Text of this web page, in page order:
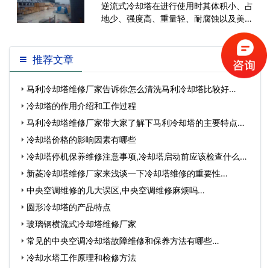
逆流式冷却塔在进行使用时其体积小、占
地少、强度高、重量轻、耐腐蚀以及美观
推荐文章
马利冷却塔维修厂家告诉你怎么清洗马利冷却塔比较好…
冷却塔的作用介绍和工作过程
马利冷却塔维修厂家带大家了解下马利冷却塔的主要特点有
哪…冷却塔价格的影响因素有哪些
冷却塔停机保养维修注意事项,冷却塔启动前应该检查什么…
新菱冷却塔维修厂家来浅谈一下冷却塔维修的重要性…
中央空调维修的几大误区,中央空调维修麻烦吗…
圆形冷却塔的产品特点
玻璃钢横流式冷却塔维修厂家
常见的中央空调冷却塔故障维修和保养方法有哪些…
冷却水塔工作原理和检修方法